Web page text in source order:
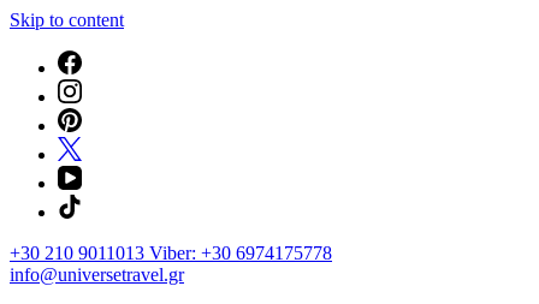
Skip to content
+30 210 9011013 Viber: +30 6974175778
info@universetravel.gr